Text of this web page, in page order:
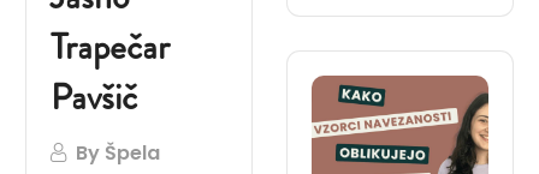
Trapečar
Pavšič
By Špela